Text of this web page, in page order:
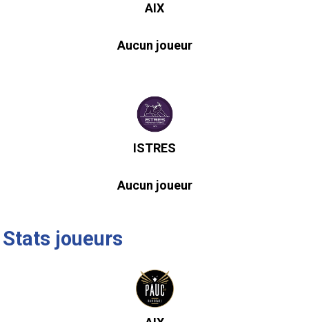
AIX
Aucun joueur
ISTRES
Aucun joueur
Stats joueurs